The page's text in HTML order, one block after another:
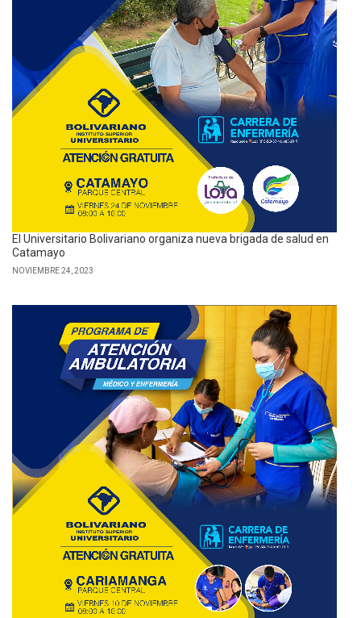
El Universitario Bolivariano organiza nueva brigada de salud en
Catamayo
NOVIEMBRE 24, 2023